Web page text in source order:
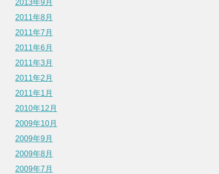
2013年9月
2011年8月
2011年7月
2011年6月
2011年3月
2011年2月
2011年1月
2010年12月
2009年10月
2009年9月
2009年8月
2009年7月